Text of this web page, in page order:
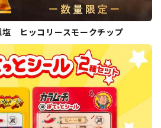
塩 ヒッコリースモークチップ